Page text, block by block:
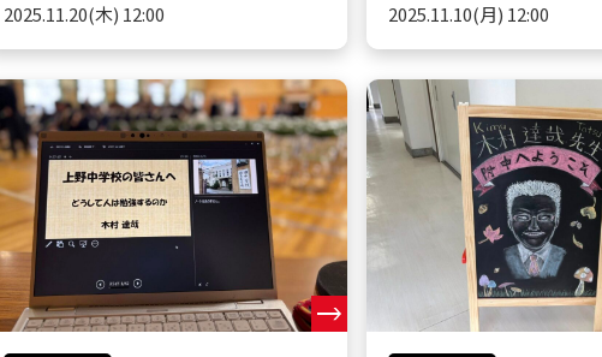
2025.11.20(木) 12:00 2025.11.10(月) 12:00